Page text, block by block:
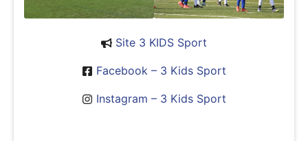
Site 3 KIDS Sport
Facebook – 3 Kids Sport
Instagram – 3 Kids Sport